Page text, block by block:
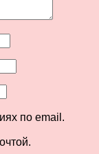
по email.